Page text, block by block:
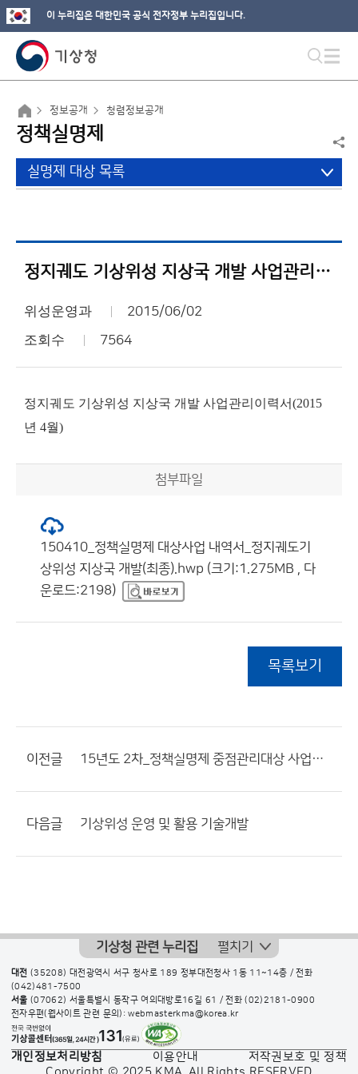
이 누리집은 대한민국 공식 전자정부 누리집입니다.
정보공개 청렴정보공개
정책실명제
실명제 대상 목록
정지궤도 기상위성 지상국 개발 사업관리이력서(2015년 4월)
위성운영과 2015/06/02
조회수 7564
정지궤도 기상위성 지상국 개발 사업관리이력서(2015
년 4월)
첨부파일
150410_정책실명제 대상사업 내역서_정지궤도기
상위성 지상국 개발(최종).hwp (크기:1.275MB , 다
운로드:2198)
목록보기
이전글 15년도 2차_정책실명제 중점관리대상 사업이력관리(차세대 도시·농림사업)
다음글 기상위성 운영 및 활용 기술개발
기상청 관련 누리집 펼치기
대전 (35208) 대전광역시 서구 청사로 189 정부대전청사 1동 11~14층 / 전화
(042)481-7500
서울 (07062) 서울특별시 동작구 여의대방로16길 61 / 전화(02)2181-0900
전자우편(웹사이트 관련 문의): webmasterkma@korea.kr
개인정보처리방침 이용안내
저작권보호 및 정책